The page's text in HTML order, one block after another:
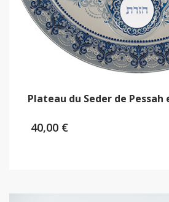
Plateau du Seder de Pessah
40,00 €